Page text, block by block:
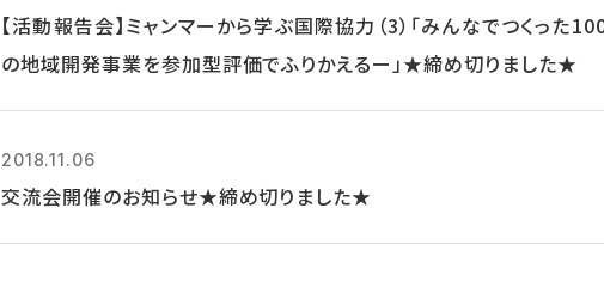
【活動報告会】ミャンマーから学ぶ国際協力（3）「みんなでつくった
の地域開発事業を参加型評価でふりかえるー」★締め切りました★
2018.11.06
交流会開催のお知らせ★締め切りました★